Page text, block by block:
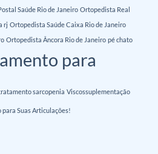
Saúde Rio de Janeiro Ortopedista Real
rj Ortopedista Saúde Caixa Rio de Janeiro
Ortopedista Âncora Rio de Janeiro pé chato
para
sarcopenia Viscossuplementação
Suas Articulações!